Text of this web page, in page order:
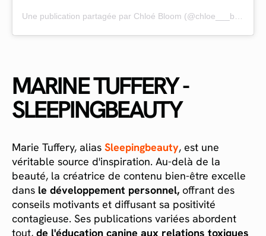
Une publication partagée par Chloé Bloom (@chloe___bloom)
MARINE TUFFERY -
SLEEPINGBEAUTY
Marie Tuffery, alias Sleepingbeauty, est une
véritable source d'inspiration. Au-delà de la
beauté, la créatrice de contenu bien-être excelle
dans le développement personnel, offrant des
conseils motivants et diffusant sa positivité
contagieuse. Ses publications variées abordent
tout, de l'éducation canine aux relations toxiques